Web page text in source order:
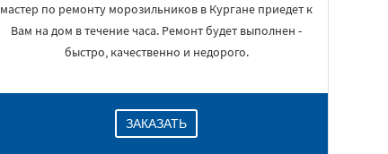
мастер по ремонту морозильников в Кургане приедет к
Вам на дом в течение часа. Ремонт будет выполнен -
быстро, качественно и недорого.
ЗАКАЗАТЬ